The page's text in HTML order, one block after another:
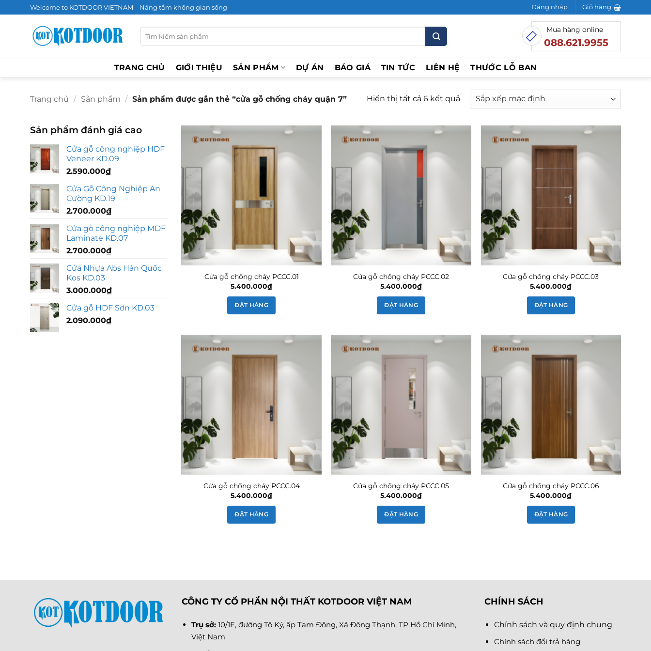
qua
Welcome to KOTDOOR VIETNAM – Nâng tầm không gian sống Đăng nhập Giỏ hàng
Tìm
kiếm:
Mua hàng online
088.621.9955
TRANG CHỦ GIỚI THIỆU SẢN PHẨM DỰ ÁN BÁO GIÁ TIN TỨC LIÊN HỆ THƯỚC LỖ BAN
Trang chủ / Sản phẩm / Sản phẩm được gắn thẻ “cửa gỗ chống cháy quận 7” Hiển thị tất cả 6 kết quả
Sản phẩm đánh giá cao
Cửa gỗ công nghiệp HDF
Veneer KD.09
2.590.000₫
Cửa Gỗ Công Nghiệp An
Cường KD.19
2.700.000₫
Cửa gỗ công nghiệp MDF
Laminate KD.07
2.700.000₫
Cửa Nhựa Abs Hàn Quốc
Kos KD.03
3.000.000₫
Cửa gỗ HDF Sơn KD.03
2.090.000₫
Cửa gỗ chống cháy PCCC.01
5.400.000₫
ĐẶT HÀNG
Cửa gỗ chống cháy PCCC.02
5.400.000₫
ĐẶT HÀNG
Cửa gỗ chống cháy PCCC.03
5.400.000₫
ĐẶT HÀNG
Cửa gỗ chống cháy PCCC.04
5.400.000₫
ĐẶT HÀNG
Cửa gỗ chống cháy PCCC.05
5.400.000₫
ĐẶT HÀNG
Cửa gỗ chống cháy PCCC.06
5.400.000₫
ĐẶT HÀNG
CÔNG TY CỔ PHẦN NỘI THẤT KOTDOOR VIỆT NAM
Trụ sở:10/1F, đường Tô Ký, ấp Tam Đông, Xã Đông Thạnh, TP Hồ Chí Minh,
Việt Nam
CHÍNH SÁCH
Chính sách và quy định chung
Chính sách đổi trả hàng